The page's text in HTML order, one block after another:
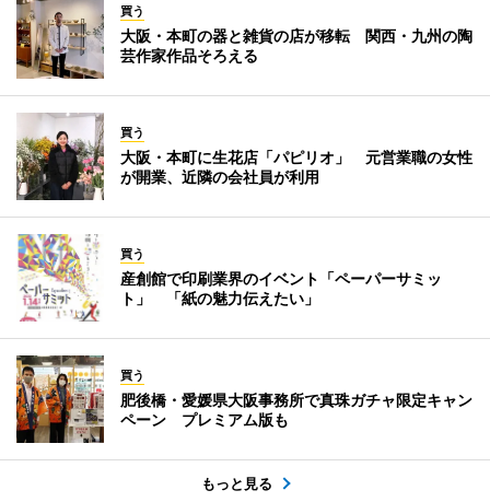
買う
大阪・本町の器と雑貨の店が移転 関西・九州の陶
芸作家作品そろえる
買う
大阪・本町に生花店「パピリオ」 元営業職の女性
が開業、近隣の会社員が利用
買う
産創館で印刷業界のイベント「ペーパーサミッ
ト」 「紙の魅力伝えたい」
買う
肥後橋・愛媛県大阪事務所で真珠ガチャ限定キャン
ペーン プレミアム版も
もっと見る